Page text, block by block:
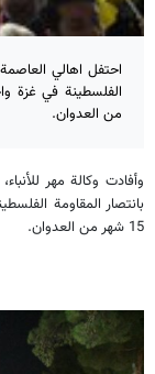
احتفل اهالي
من العدوان.
وأفادت وكالة مهر
بانتصار المقاومة
15 شهر من العدوان.